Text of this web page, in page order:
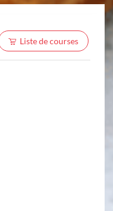
Liste de courses